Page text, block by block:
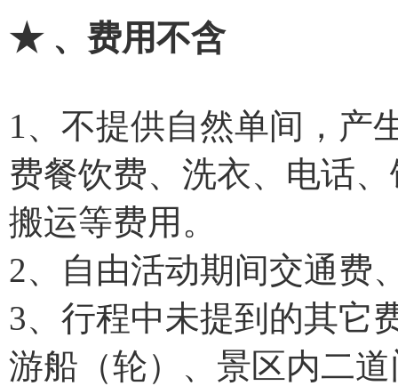
★ 、费用不含
1、不提供自然单间，产
费餐饮费、洗衣、电话
搬运等费用。
2、自由活动期间交通费
3、行程中未提到的其它
游船（轮）、景区内二